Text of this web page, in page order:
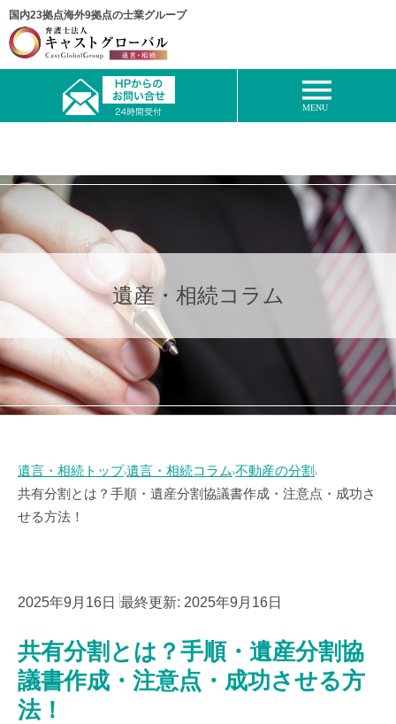
国内23拠点海外9拠点の士業グループ
遺産・相続コラム
遺言・相続トップ遺言・相続コラム 不動産の分割
共有分割とは？手順・遺産分割協議書作成・注意点・成功さ
せる方法！
2025年9月16日 最終更新: 2025年9月16日
共有分割とは？手順・遺産分割協
議書作成・注意点・成功させる方
法！